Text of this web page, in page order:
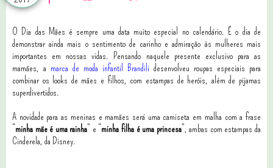
O Dia das Mães é sempre uma data muito especial no calendário. É o dia de
demonstrar ainda mais o sentimento de carinho e admiração às mulheres mais
importantes em nossas vidas. Pensando naquele presente exclusivo para as
mamães, a marca de moda infantil Brandili desenvolveu roupas especiais para
combinar os looks de mães e filhos, com estampas de heróis, além de pijamas
superdivertidos.
A novidade para as meninas e mamães será uma camiseta em malha com a frase
minha mãe é uma rainha” e “ minha filha é uma princesa”, ambas com estampas da
Cinderela, da Disney.